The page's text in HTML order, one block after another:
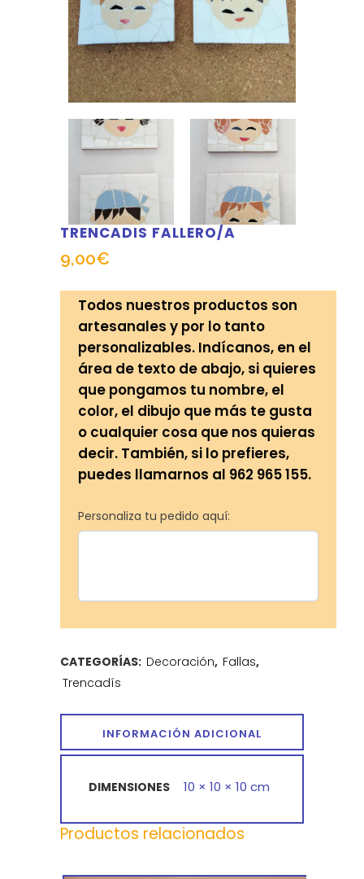
TRENCADIS FALLERO/A
9,00€
Todos nuestros productos son
artesanales y por lo tanto
personalizables. Indícanos, en el
área de texto de abajo, si quieres
que pongamos tu nombre, el
color, el dibujo que más te gusta
o cualquier cosa que nos quieras
decir. También, si lo prefieres,
puedes llamarnos al 962 965 155.
Personaliza tu pedido aquí:
CATEGORÍAS: Decoración, Fallas,
Trencadís
INFORMACIÓN ADICIONAL
DIMENSIONES 10 × 10 × 10 cm
Productos relacionados